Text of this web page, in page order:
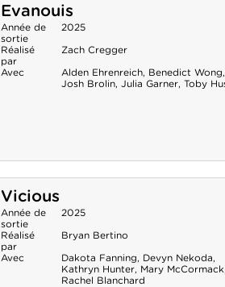
Evanouis
Année de
sortie
2025
Réalisé
par
Zach Cregger
Avec
Alden Ehrenreich, Benedict Wong,
Josh Brolin, Julia Garner, Toby
Vicious
Année de
sortie
2025
Réalisé
par
Bryan Bertino
Avec
Dakota Fanning, Devyn Nekoda,
Kathryn Hunter, Mary McCormack
Rachel Blanchard